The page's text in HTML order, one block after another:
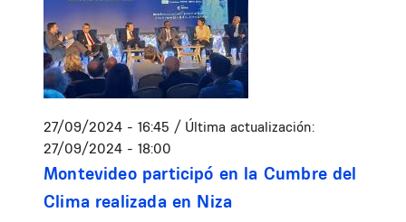
27/09/2024 - 16:45 / Última actualización:
27/09/2024 - 18:00
Montevideo participó en la Cumbre del
Clima realizada en Niza